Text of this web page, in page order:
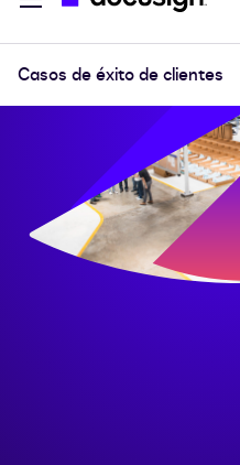
Casos de éxito de clientes